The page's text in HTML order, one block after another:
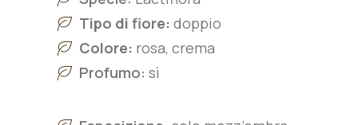
Tipo di fiore: doppio
Colore: rosa, crema
Profumo: sì